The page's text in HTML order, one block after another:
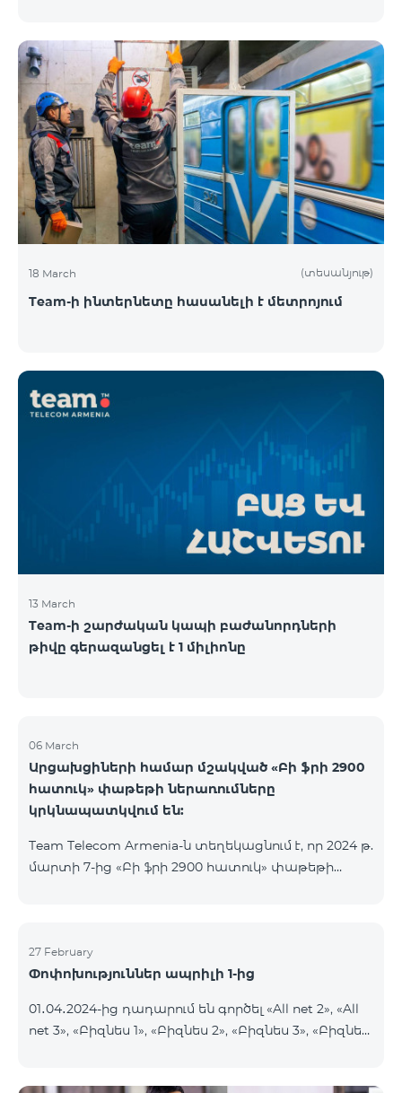
տեղակայել հենասյունային տիպի կայմ Երևան
քաղաքի Նոր-Նորք վարչական շրջանի
Բագրևանդ փողոցի Ինժեներական թաղամասին
հարող հատվածում։ Տեղակայվող շարժական
կապի կայանի էսքիզային նախագծին կարող եք
ծանոթանալ այստեղ։ Հարցերի դեպքում խնդրում
ենք զանգահարել «Տելեկոմ Արմենիա»
ընկերության +374-10-410410 հեռխոսահամար
18 March (տեսանյութ)
Team-ի ինտերնետը հասանելի է մետրոյում
13 March
Team-ի շարժական կապի բաժանորդների
թիվը գերազանցել է 1 միլիոնը
06 March
Արցախցիների համար մշակված «Բի ֆրի 2900
հատուկ» փաթեթի ներառումները
կրկնապատկվում են:
Team Telecom Armenia-ն տեղեկացնում է, որ 2024 թ.
մարտի 7-ից «Բի ֆրի 2900 հատուկ» փաթեթի
900 րոպե և 600 SMS, նախկին՝ 10 ԳԲ ինտերնետի,
450 րոպեի և 300 SMS-ի փոխարեն:
ժամկետը չի փոխվում։ «Բի ֆրի 2900 հատուկ»
սակագնային փաթեթը ներառում է նաև WhatsApp,
ամենապահանջված հավելվածներից անսա
27 February
Փոփոխություններ ապրիլի 1-ից
01․04․2024-ից դադարում են գործել «All net 2», «All
net 3», «Բիզնես 1», «Բիզնես 2», «Բիզնես 3», «Բիզնես